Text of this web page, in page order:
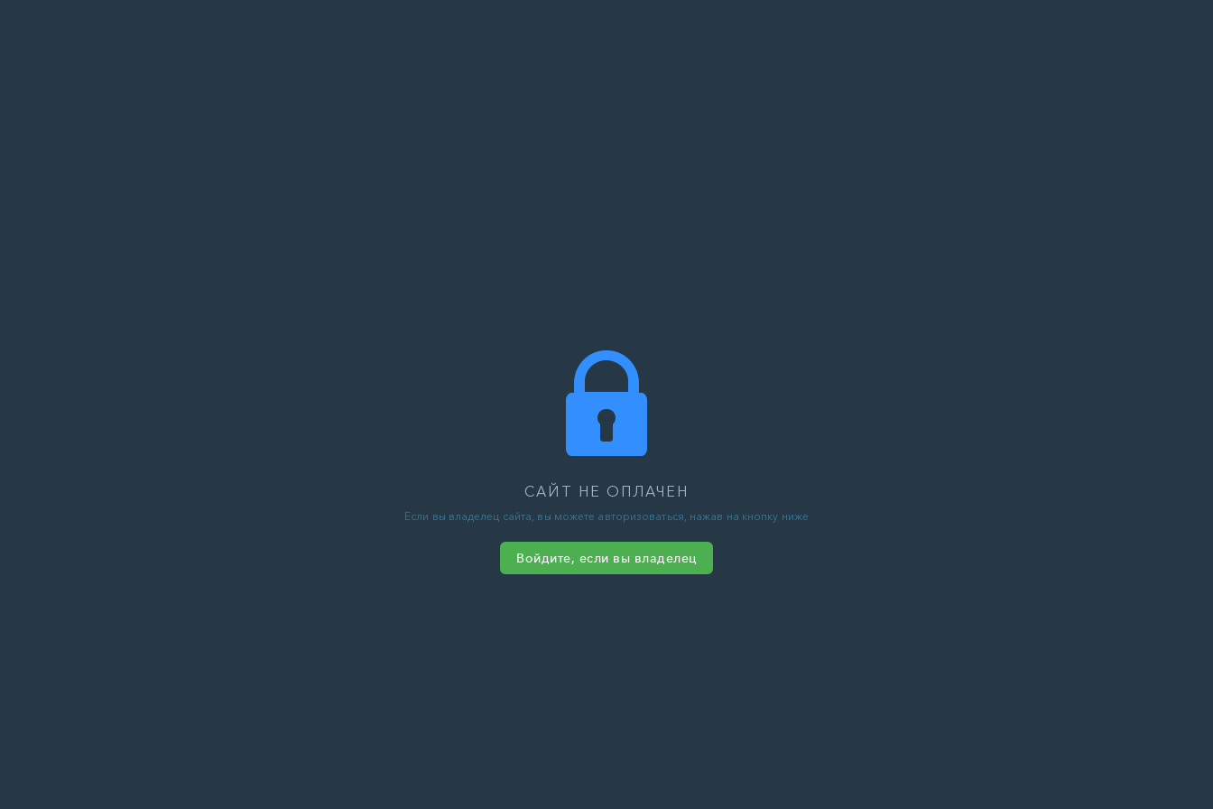
САЙТ НЕ ОПЛАЧЕН
Если вы владелец сайта, вы можете авторизоваться, нажав на кнопку ниже
Войдите, если вы владелец